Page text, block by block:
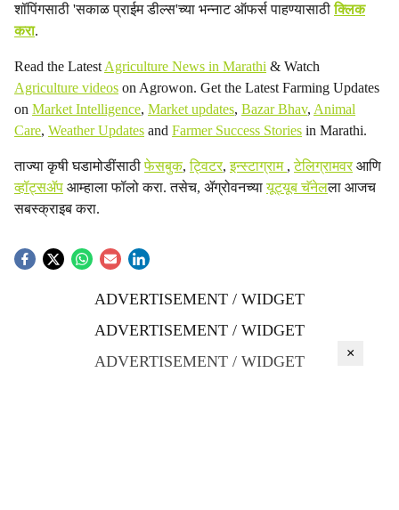
शॉपिंगसाठी 'सकाळ प्राईम डील्स'च्या भन्नाट ऑफर्स पाहण्यासाठीक्लिक
करा.
Read the Latest Agriculture News in Marathi & Watch
Agriculture videos on Agrowon. Get the Latest Farming Updates
on Market Intelligence, Market updates, Bazar Bhav, Animal
Care, Weather Updates and Farmer Success Stories in Marathi.
ताज्या कृषी घडामोडींसाठीफेसबुक,ट्विटर,इन्स्टाग्राम ,टेलिग्रामवरआणि
व्हॉट्सॲप आम्हाला फॉलो करा. तसेच, ॲग्रोवनच्यायूट्यूब चॅनेलला आजच
सबस्क्राइब करा.
ADVERTISEMENT / WIDGET
ADVERTISEMENT / WIDGET
ADVERTISEMENT / WIDGET
×